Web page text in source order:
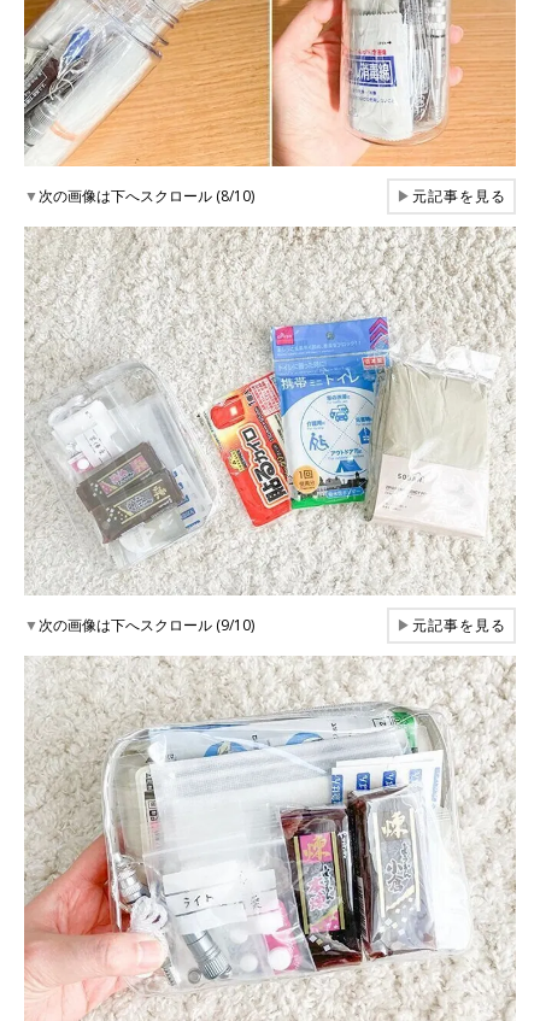
▼次の画像は下へスクロール (8/10) ▶元記事を見る
▼次の画像は下へスクロール (9/10) ▶元記事を見る